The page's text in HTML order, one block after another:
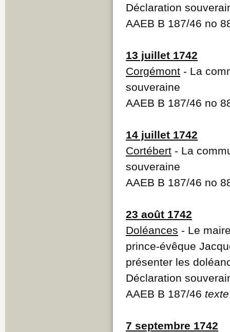
Déclaration
AAEB B 187/46 no
13 juillet 1742
Corgémont - La
souveraine
AAEB B 187/46 no
14 juillet 1742
Cortébert - La
souveraine
AAEB B 187/46 no
23 août 1742
Doléances - Le
prince-évêque
présenter les
Déclaration
AAEB B 187/46 texte
7 septembre 1742